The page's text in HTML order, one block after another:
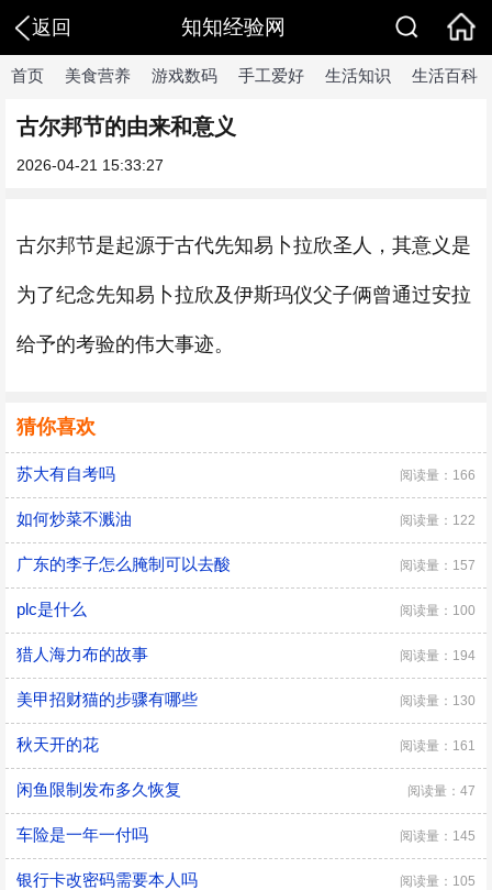
返回 知知经验网
首页 美食营养 游戏数码 手工爱好 生活知识 生活百科
古尔邦节的由来和意义
2026-04-21 15:33:27
古尔邦节是起源于古代先知易卜拉欣圣人，其意义是
为了纪念先知易卜拉欣及伊斯玛仪父子俩曾通过安拉
给予的考验的伟大事迹。
猜你喜欢
苏大有自考吗 阅读量：166
如何炒菜不溅油 阅读量：122
广东的李子怎么腌制可以去酸 阅读量：157
plc是什么 阅读量：100
猎人海力布的故事 阅读量：194
美甲招财猫的步骤有哪些 阅读量：130
秋天开的花 阅读量：161
闲鱼限制发布多久恢复 阅读量：47
车险是一年一付吗 阅读量：145
银行卡改密码需要本人吗 阅读量：105